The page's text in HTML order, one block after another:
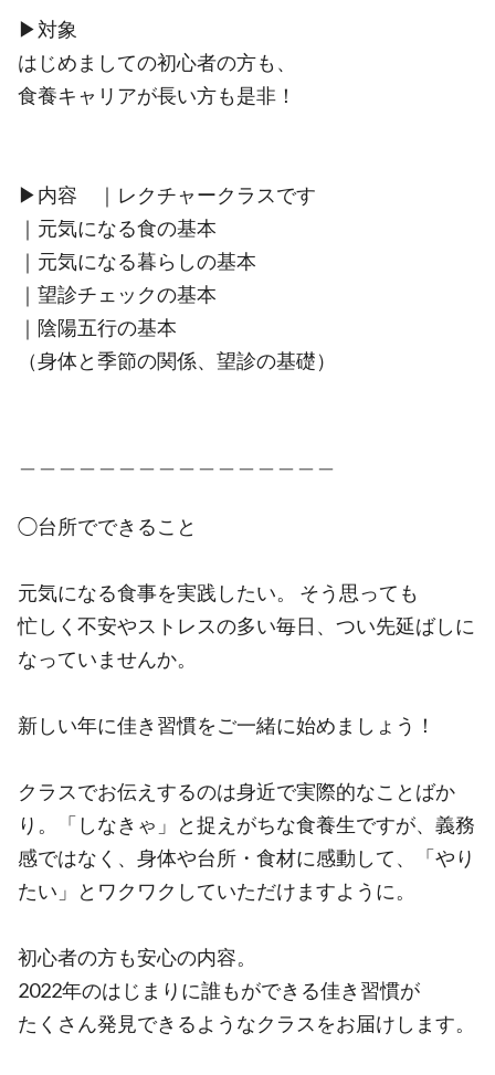
▶︎対象
はじめましての初心者の方も、
食養キャリアが長い方も是非！
▶︎内容 ｜レクチャークラスです
｜元気になる食の基本
｜元気になる暮らしの基本
｜望診チェックの基本
｜陰陽五行の基本
（身体と季節の関係、望診の基礎）
◯台所でできること
元気になる食事を実践したい。 そう思っても
忙しく不安やストレスの多い毎日、つい先延ばしに
なっていませんか。
新しい年に佳き習慣をご一緒に始めましょう！
クラスでお伝えするのは身近で実際的なことばか
り。「しなきゃ」と捉えがちな食養生ですが、義務
感ではなく、身体や台所・食材に感動して、「やり
たい」とワクワクしていただけますように。
初心者の方も安心の内容。
2022年のはじまりに誰もができる佳き習慣が
たくさん発見できるようなクラスをお届けします。